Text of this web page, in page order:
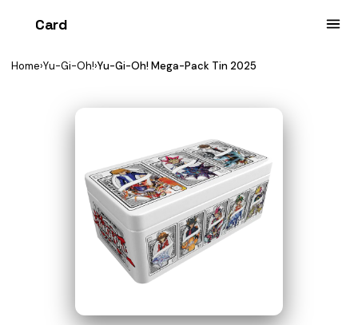
Card
Home›Yu-Gi-Oh!›Yu-Gi-Oh! Mega-Pack Tin 2025